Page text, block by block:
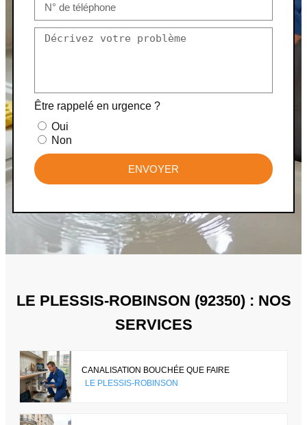
Être rappelé en urgence ?
Oui
Non
ENVOYER
LE PLESSIS-ROBINSON (92350) : NOS
SERVICES
CANALISATION BOUCHÉE QUE FAIRE
LE PLESSIS-ROBINSON